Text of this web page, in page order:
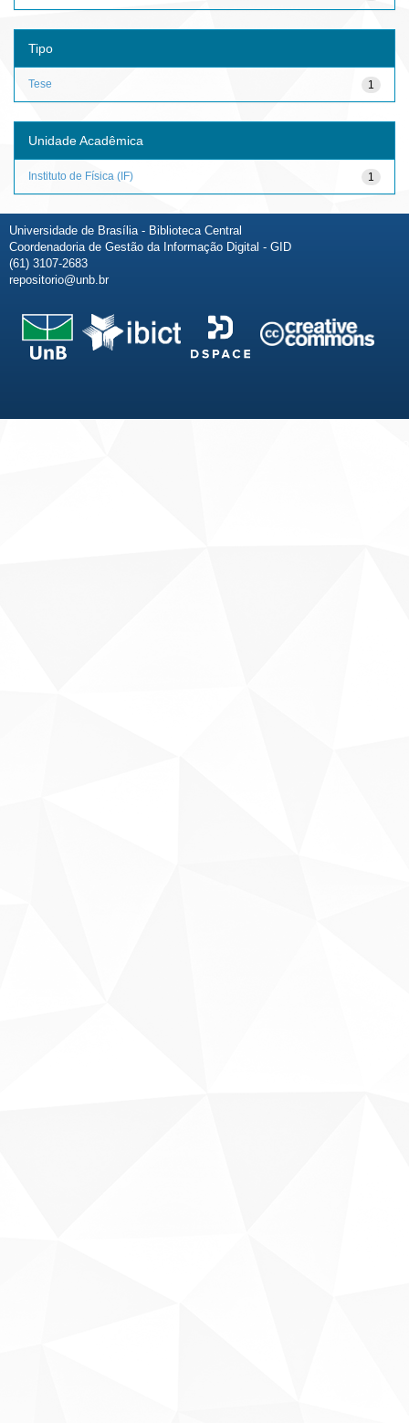
Tipo
1
Tese
Unidade Acadêmica
1
Instituto de Física (IF)
Universidade de Brasília - Biblioteca Central
Coordenadoria de Gestão da Informação Digital - GID
(61) 3107-2683
repositorio@unb.br